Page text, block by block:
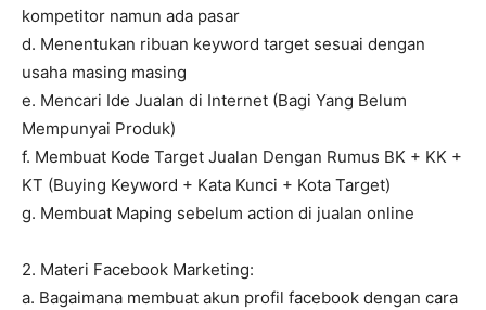
kompetitor namun ada pasar
d. Menentukan ribuan keyword target sesuai dengan
usaha masing masing
e. Mencari Ide Jualan di Internet (Bagi Yang Belum
Mempunyai Produk)
f. Membuat Kode Target Jualan Dengan Rumus BK + KK +
KT (Buying Keyword + Kata Kunci + Kota Target)
g. Membuat Maping sebelum action di jualan online
2. Materi Facebook Marketing:
a. Bagaimana membuat akun profil facebook dengan cara